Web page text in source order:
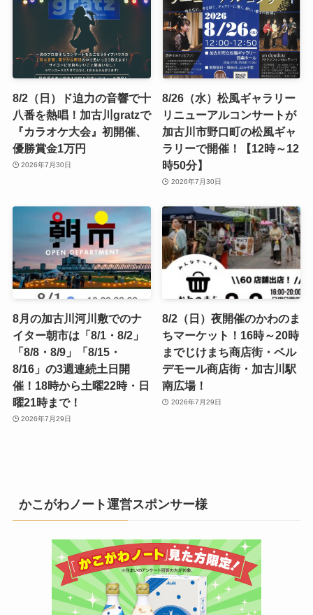
8/2（日）ド迫力の音響で十
八番を熱唱！加古川gratzで
『カラオケ大会』初開催、
優勝賞金1万円
2026年7月30日
8/26（水）松風ギャラリー
リニューアルコンサートが
加古川市野口町の松風ギャ
ラリーで開催！【12時～12
時50分】
2026年7月30日
8月の加古川河川敷でのナ
イター朝市は「8/1・8/2」
「8/8・8/9」「8/15・
8/16」の3週連続土日開
催！18時から土曜22時・日
曜21時まで！
2026年7月29日
8/2（日）夜開催のかわのま
ちマーケット！16時～20時
までじけまち商店街・ベル
デモール商店街・加古川駅
南広場！
2026年7月29日
かこがわノート運営スポンサー様